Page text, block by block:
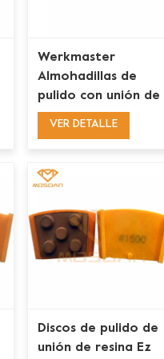
Werkmaster
Almohadillas de
pulido con unión de
resina y velcro para
VER DETALLE
Discos de pulido de
unión de resina Ez